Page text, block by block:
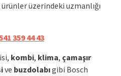
üzerindeki uzmanlığı
359 44 43
kombi, klima, çamaşır
ve buzdolabıgibi Bosch